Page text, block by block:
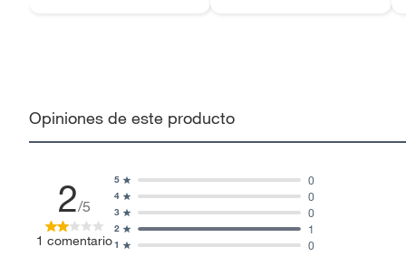
Opiniones de este producto
2/5
1 comentario1 0
2 1
3 0
4 0
5 0